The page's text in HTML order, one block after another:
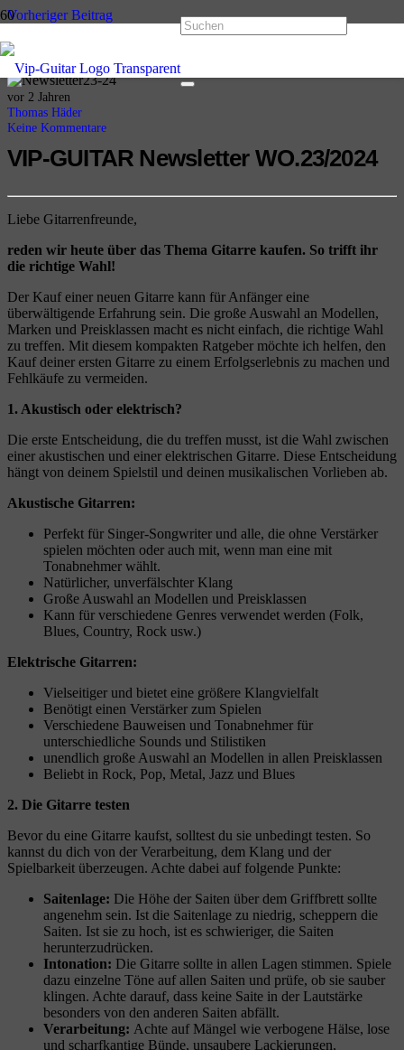
Vorheriger Beitrag
VIP-GUITAR Newsletter WO.22/2024
Nächster Beitrag
VIP-GUITAR Newsletter WO.24/2024
vor 2 Jahren
Thomas Häder
Keine Kommentare
VIP-GUITAR Newsletter WO.23/2024
Liebe Gitarrenfreunde,
reden wir heute über das Thema Gitarre kaufen. So trifft ihr
die richtige Wahl!
Der Kauf einer neuen Gitarre kann für Anfänger eine
überwältigende Erfahrung sein. Die große Auswahl an Modellen,
Marken und Preisklassen macht es nicht einfach, die richtige Wahl
zu treffen. Mit diesem kompakten Ratgeber möchte ich helfen, den
Kauf deiner ersten Gitarre zu einem Erfolgserlebnis zu machen und
Fehlkäufe zu vermeiden.
1. Akustisch oder elektrisch?
Die erste Entscheidung, die du treffen musst, ist die Wahl zwischen
einer akustischen und einer elektrischen Gitarre. Diese Entscheidung
hängt von deinem Spielstil und deinen musikalischen Vorlieben ab.
Akustische Gitarren:
Perfekt für Singer-Songwriter und alle, die ohne Verstärker
spielen möchten oder auch mit, wenn man eine mit
Tonabnehmer wählt.
Natürlicher, unverfälschter Klang
Große Auswahl an Modellen und Preisklassen
Kann für verschiedene Genres verwendet werden (Folk,
Blues, Country, Rock usw.)
Elektrische Gitarren:
Vielseitiger und bietet eine größere Klangvielfalt
Benötigt einen Verstärker zum Spielen
Verschiedene Bauweisen und Tonabnehmer für
unterschiedliche Sounds und Stilistiken
unendlich große Auswahl an Modellen in allen Preisklassen
Beliebt in Rock, Pop, Metal, Jazz und Blues
2. Die Gitarre testen
Bevor du eine Gitarre kaufst, solltest du sie unbedingt testen. So
kannst du dich von der Verarbeitung, dem Klang und der
Spielbarkeit überzeugen. Achte dabei auf folgende Punkte:
Saitenlage: Die Höhe der Saiten über dem Griffbrett sollte
angenehm sein. Ist die Saitenlage zu niedrig, scheppern die
Saiten. Ist sie zu hoch, ist es schwieriger, die Saiten
herunterzudrücken.
Intonation: Die Gitarre sollte in allen Lagen stimmen. Spiele
dazu einzelne Töne auf allen Saiten und prüfe, ob sie sauber
klingen. Achte darauf, dass keine Saite in der Lautstärke
besonders von den anderen Saiten abfällt.
Verarbeitung: Achte auf Mängel wie verbogene Hälse, lose
und scharfkantige Bünde, unsaubere Lackierungen,